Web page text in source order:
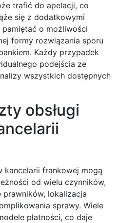
trafić do apelacji, co
się z dodatkowymi
o możliwości
formy rozwiązania sporu
Każdy przypadek
podejścia ze
wszystkich dostępnych
obsługi
kancelarii frankowej mogą
od wielu czynników,
lokalizacja
sprawy. Wiele
płatności, co daje